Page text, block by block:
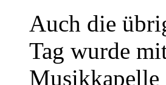
Auch die
Tag wurde
Musikkapelle